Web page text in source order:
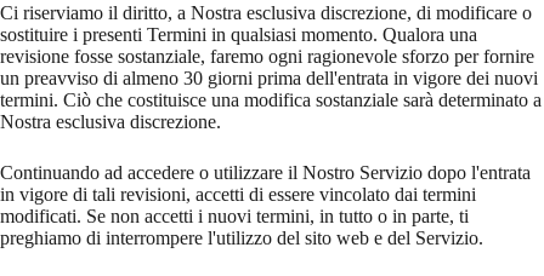
Ci riserviamo il diritto, a Nostra esclusiva discrezione, di modificare o
sostituire i presenti Termini in qualsiasi momento. Qualora una
revisione fosse sostanziale, faremo ogni ragionevole sforzo per fornire
un preavviso di almeno 30 giorni prima dell'entrata in vigore dei nuovi
termini. Ciò che costituisce una modifica sostanziale sarà determinato a
Nostra esclusiva discrezione.
Continuando ad accedere o utilizzare il Nostro Servizio dopo l'entrata
in vigore di tali revisioni, accetti di essere vincolato dai termini
modificati. Se non accetti i nuovi termini, in tutto o in parte, ti
preghiamo di interrompere l'utilizzo del sito web e del Servizio.